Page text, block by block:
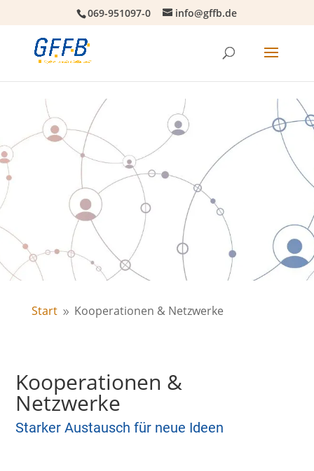
069-951097-0 info@gffb.de
Start 9 Kooperationen & Netzwerke
Kooperationen &
Netzwerke
Starker Austausch für neue Ideen